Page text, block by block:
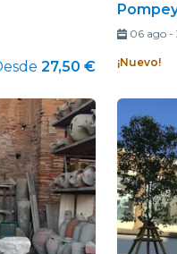
27,50 €
06 ago-
¡Nuevo!